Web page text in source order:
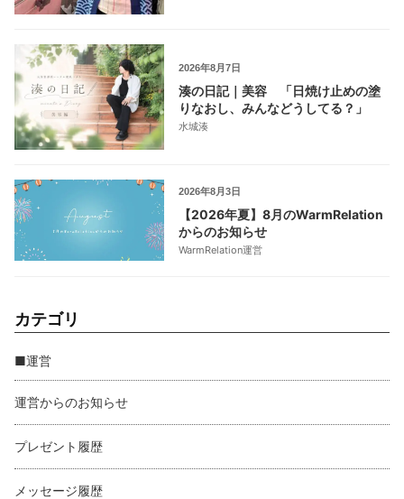
2026年8月7日
湊の日記｜美容 「日焼け止めの塗
りなおし、みんなどうしてる？」
水城湊
2026年8月3日
【2026年夏】8月のWarmRelation
からのお知らせ
WarmRelation運営
カテゴリ
■運営
運営からのお知らせ
プレゼント履歴
メッセージ履歴